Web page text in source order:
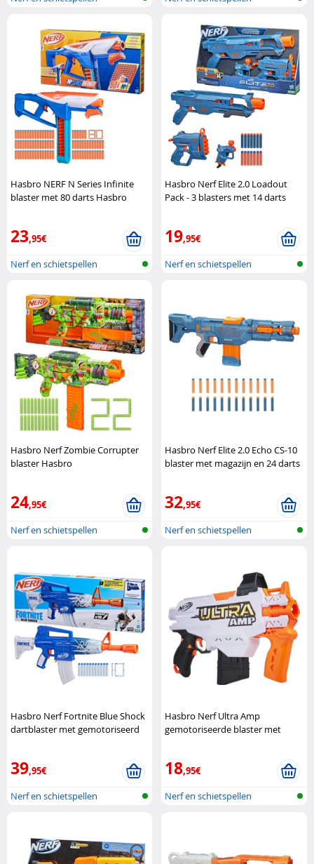
Hasbro NERF N Series Infinite
blaster met 80 darts Hasbro
23,95€
Nerf en schietspellen
Hasbro Nerf Elite 2.0 Loadout
Pack - 3 blasters met 14 darts
19,95€
Nerf en schietspellen
Hasbro Nerf Zombie Corrupter
blaster Hasbro
24,95€
Nerf en schietspellen
Hasbro Nerf Elite 2.0 Echo CS-10
blaster met magazijn en 24 darts
32,95€
Nerf en schietspellen
Hasbro Nerf Fortnite Blue Shock
dartblaster met gemotoriseerd
39,95€
Nerf en schietspellen
Hasbro Nerf Ultra Amp
gemotoriseerde blaster met
18,95€
Nerf en schietspellen